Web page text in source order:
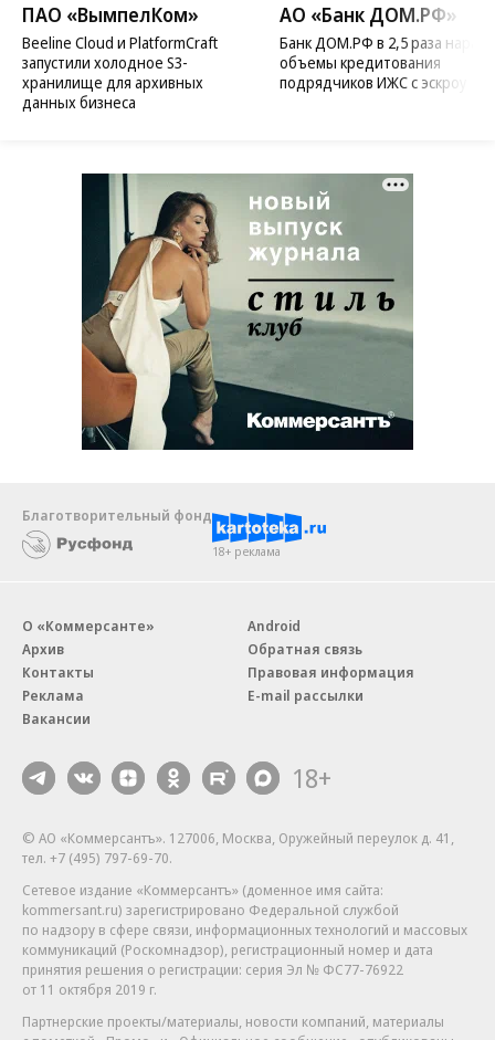
ПАО «ВымпелКом»
Beeline Cloud и PlatformCraft
запустили холодное S3-
хранилище для архивных
данных бизнеса
АО «Банк ДОМ.РФ»
Банк ДОМ.РФ в 2,5 раза
объемы кредитования
подрядчиков ИЖС с эскроу
Благотворительный фонд
18+ реклама
О «Коммерсанте»
Архив
Контакты
Реклама
Вакансии
Android
Обратная связь
Правовая информация
E-mail рассылки
18+
© АО «Коммерсантъ». 127006, Москва, Оружейный переулок д. 41,
тел. +7 (495) 797-69-70.
Сетевое издание «Коммерсантъ» (доменное имя сайта:
kommersant.ru) зарегистрировано Федеральной службой
по надзору в сфере связи, информационных технологий и массовых
коммуникаций (Роскомнадзор), регистрационный номер и дата
принятия решения о регистрации: серия Эл № ФС77-76922
от 11 октября 2019 г.
Партнерские проекты/материалы, новости компаний, материалы